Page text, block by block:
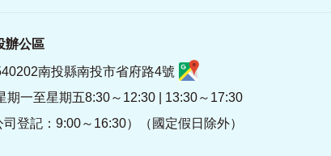
辦公區
南投縣南投市省府路4號
期一至星期五8:30～12:30 | 13:30～17:30
司登記：9:00～16:30）（國定假日除外）